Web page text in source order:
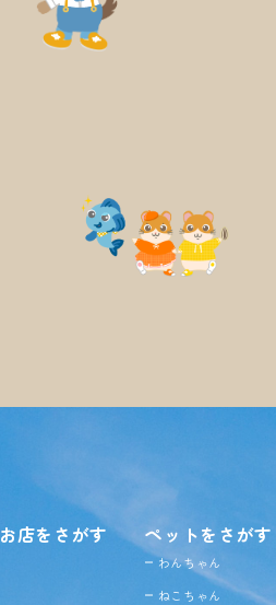
お店をさがす ペットをさがす
わんちゃん
ねこちゃん